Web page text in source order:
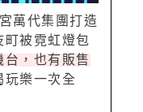
萬代集團打造
町被霓虹燈包
台，也有販售
玩樂一次全